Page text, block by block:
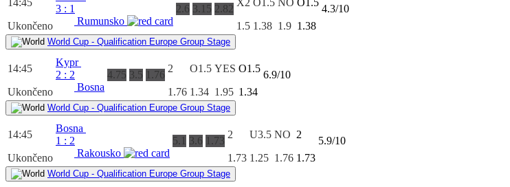
14:45
Ukončeno
3 : 1
Rumunsko
2.6 3.15 2.82
X2
1.5
O1.5
1.38
NO
1.9
O1.5
1.38
4.3/10
World Cup - Qualification Europe Group Stage
14:45
Ukončeno
Kypr
2 : 2
Bosna
4.75 3.5 1.76
2
1.76
O1.5
1.34
YES
1.95
O1.5
1.34
6.9/10
World Cup - Qualification Europe Group Stage
14:45
Ukončeno
Bosna
1 : 2
Rakousko
5.1 3.6 1.73
2
1.73
U3.5
1.25
NO
1.76
2
1.73
5.9/10
World Cup - Qualification Europe Group Stage